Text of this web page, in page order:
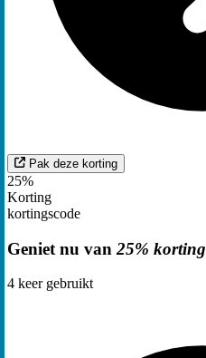
Pak deze korting
25%
Korting
kortingscode
Geniet nu van 25% korting
4 keer gebruikt